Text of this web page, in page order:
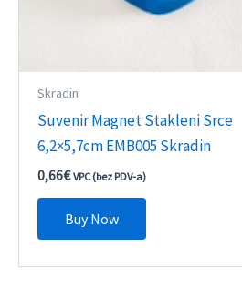
Skradin
Suvenir Magnet Stakleni Srce
6,2×5,7cm EMB005 Skradin
0,66€ VPC (bez PDV-a)
Buy Now